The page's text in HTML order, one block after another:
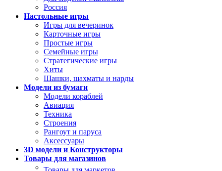
Россия
Настольные игры
Игры для вечеринок
Карточные игры
Простые игры
Семейные игры
Стратегические игры
Хиты
Шашки, шахматы и нарды
Модели из бумаги
Модели кораблей
Авиация
Техника
Строения
Рангоут и паруса
Аксессуары
3D модели и Конструкторы
Товары для магазинов